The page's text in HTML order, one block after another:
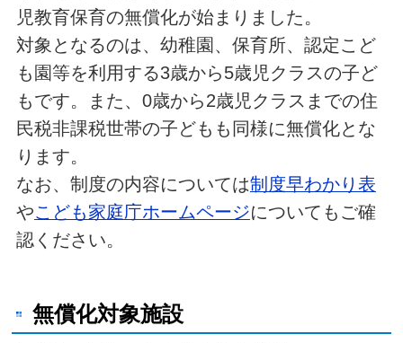
児教育保育の無償化が始まりました。
対象となるのは、幼稚園、保育所、認定こど
も園等を利用する3歳から5歳児クラスの子ど
もです。また、0歳から2歳児クラスまでの住
民税非課税世帯の子どもも同様に無償化とな
ります。
なお、制度の内容については制度早わかり表
やこども家庭庁ホームページについてもご確
認ください。
無償化対象施設